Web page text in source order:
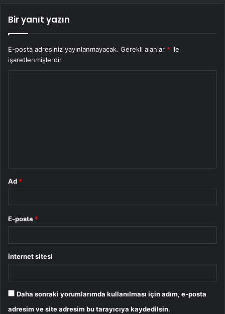
Bir yanıt yazın
E-posta adresiniz yayınlanmayacak. Gerekli alanlar * ile
işaretlenmişlerdir
Ad *
E-posta *
İnternet sitesi
Daha sonraki yorumlarımda kullanılması için adım, e-posta
adresim ve site adresim bu tarayıcıya kaydedilsin.